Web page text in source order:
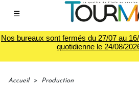
☰
Nos bureaux sont fermés du 27/07 au
quotidienne le 24/08/
Accueil > Production